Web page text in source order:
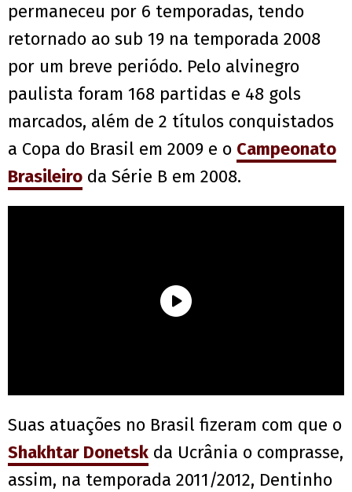
permaneceu por 6 temporadas, tendo
retornado ao sub 19 na temporada 2008
por um breve periódo. Pelo alvinegro
paulista foram 168 partidas e 48 gols
marcados, além de 2 títulos conquistados
a Copa do Brasil em 2009 e o Campeonato
Brasileiro da Série B em 2008.
Suas atuações no Brasil fizeram com que o
Shakhtar Donetsk da Ucrânia o comprasse,
assim, na temporada 2011/2012, Dentinho